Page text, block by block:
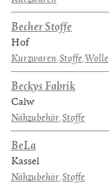
Becher Stoffe
Hof
Kurzwaren,Stoffe,Wolle
Beckys Fabrik
Calw
Nähzubehör,Stoffe
BeLa
Kassel
Nähzubehör,Stoffe